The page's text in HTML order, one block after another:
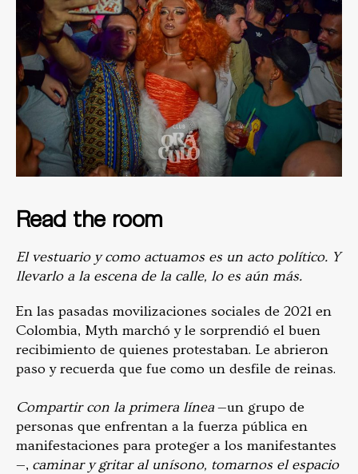
Read the room
El vestuario y como actuamos es un acto político. Y
llevarlo a la escena de la calle, lo es aún más.
En las pasadas movilizaciones sociales de 2021 en
Colombia, Myth marchó y le sorprendió el buen
recibimiento de quienes protestaban. Le abrieron
paso y recuerda que fue como un desfile de reinas.
Compartir con la primera línea—un grupo de
personas que enfrentan a la fuerza pública en
manifestaciones para proteger a los manifestantes
—, caminar y gritar al unísono, tomarnos el espacio